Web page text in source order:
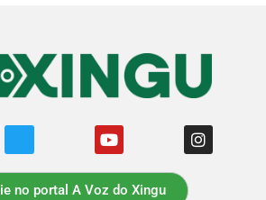
no portal A Voz do Xingu